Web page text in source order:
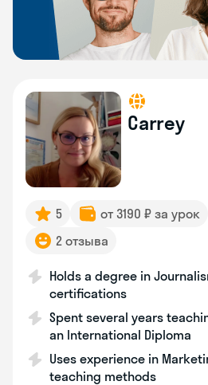
Carrey
5 от 3190 ₽ за урок
2 отзыва
Holds a degree in
certifications
Spent several years
an International Diploma
Uses experience in
teaching methods